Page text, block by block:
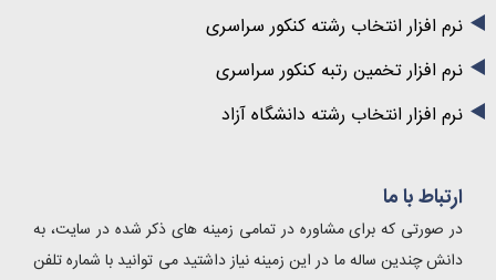
نرم افزار انتخاب رشته کنکور سراسری
نرم افزار تخمین رتبه کنکور سراسری
نرم افزار انتخاب رشته دانشگاه آزاد
ارتباط با ما
در صورتی که برای مشاوره در تمامی زمینه های ذکر شده در سایت، به
دانش چندین ساله ما در این زمینه نیاز داشتید می توانید با شماره تلفن